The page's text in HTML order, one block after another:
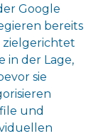
Google
bereits
zielgerichtet
in der Lage,
sie
und